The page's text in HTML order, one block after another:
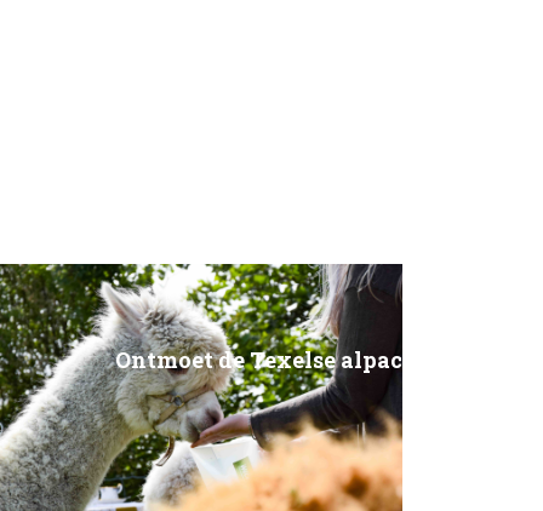
Ontmoet de Texelse alpaca’s